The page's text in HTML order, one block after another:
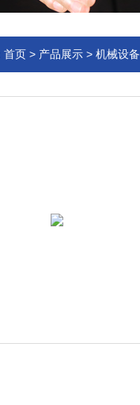
首页 > 产品展示 > 机械设备